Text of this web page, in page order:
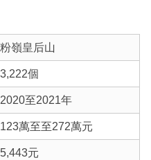
粉嶺皇后山
3,222個
2020至2021年
123萬至至272萬元
5,443元